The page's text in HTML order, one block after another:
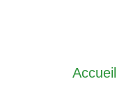
Accueil